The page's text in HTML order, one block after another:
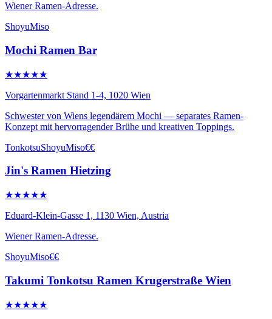
Wiener Ramen-Adresse.
ShoyuMiso
Mochi Ramen Bar
★★★★★
Vorgartenmarkt Stand 1-4, 1020 Wien
Schwester von Wiens legendärem Mochi — separates Ramen-
Konzept mit hervorragender Brühe und kreativen Toppings.
TonkotsuShoyuMiso€€
Jin's Ramen Hietzing
★★★★★
Eduard-Klein-Gasse 1, 1130 Wien, Austria
Wiener Ramen-Adresse.
ShoyuMiso€€
Takumi Tonkotsu Ramen Krugerstraße Wien
★★★★★